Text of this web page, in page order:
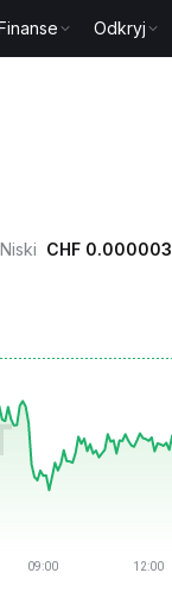
Odkryj
Niski CHF 0.000003